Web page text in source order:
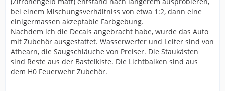
bei einem Mischungsverhältniss von etwa 1:2, dann eine
einigermassen akzeptable Farbgebung.
Nachdem ich die Decals angebracht habe, wurde das Auto
mit Zubehör ausgestattet. Wasserwerfer und Leiter sind von
Athearn, die Saugschläuche von Preiser. Die Staukästen
sind Reste aus der Bastelkiste. Die Lichtbalken sind aus
dem H0 Feuerwehr Zubehör.